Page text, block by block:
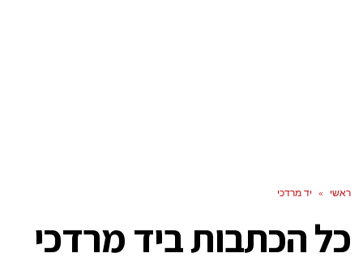
ראשי » יד מרדכי
כל הכתבות ביד מרדכי